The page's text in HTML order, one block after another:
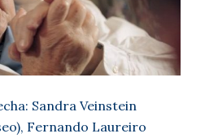
Sandra Veinstein
Fernando Laureiro